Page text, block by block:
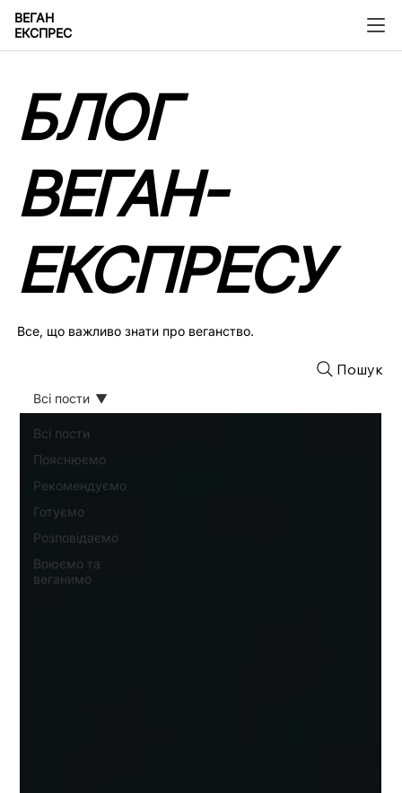
ВЕГАН
ЕКСПРЕС
БЛОГ
ВЕГАН-
ЕКСПРЕСУ
Все, що важливо знати про веганство.
Всі пости
Пояснюємо
Рекомендуємо
Готуємо
Розповідаємо
Воюємо та
веганимо
Всі пости
Пошук